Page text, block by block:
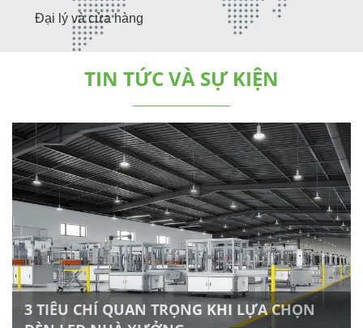
Đại lý và cửa hàng
TIN TỨC VÀ SỰ KIỆN
3 TIÊU CHÍ QUAN TRỌNG KHI LỰA CHỌN